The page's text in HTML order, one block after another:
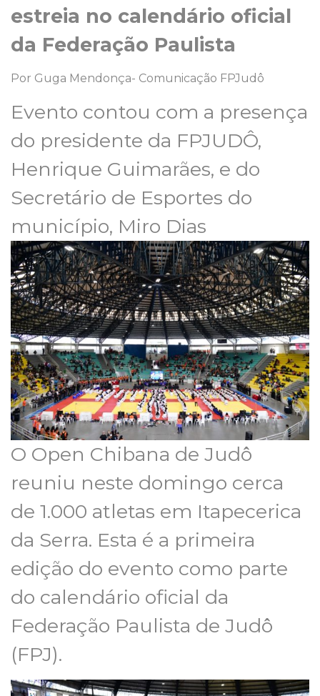
estreia no calendário oficial
da Federação Paulista
Por Guga Mendonça- Comunicação FPJudô
Evento contou com a presença
do presidente da FPJUDÔ,
Henrique Guimarães, e do
Secretário de Esportes do
município, Miro Dias
O Open Chibana de Judô
reuniu neste domingo cerca
de 1.000 atletas em Itapecerica
da Serra. Esta é a primeira
edição do evento como parte
do calendário oficial da
Federação Paulista de Judô
(FPJ).